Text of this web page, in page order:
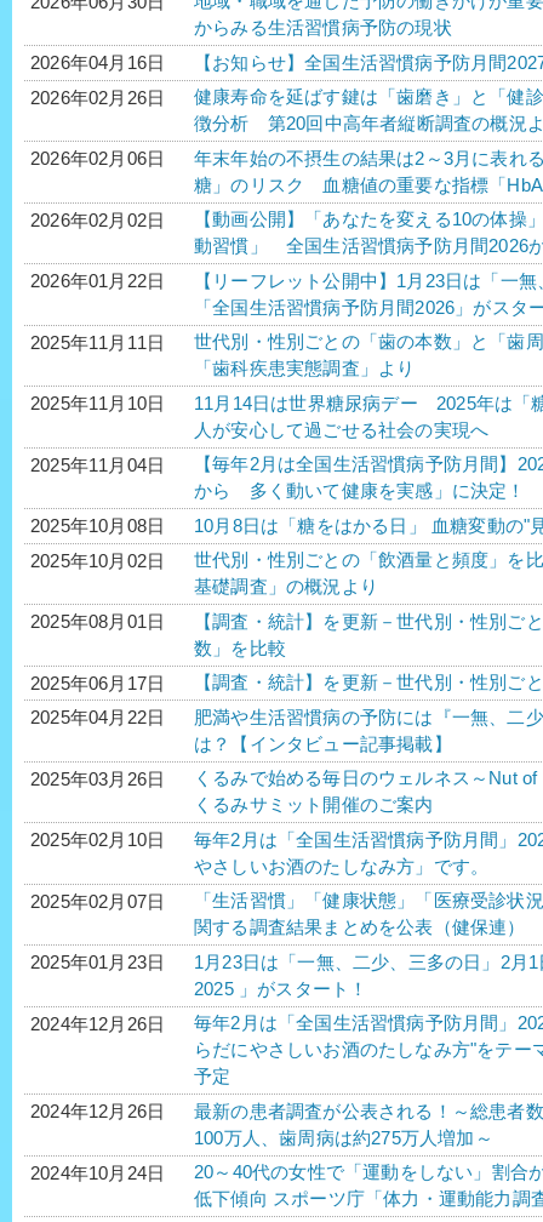
からみる生活習慣病予防の現状
2026年04月16日
【お知らせ】全国生活習慣病予防月間
2026年02月26日
健康寿命を延ばす鍵は「歯磨き」と「健
徴分析 第20回中高年者縦断調査の概況
2026年02月06日
年末年始の不摂生の結果は2～3月に表れ
糖」のリスク 血糖値の重要な指標「
2026年02月02日
【動画公開】「あなたを変える10の体操
動習慣」 全国生活習慣病予防月間2026
2026年01月22日
【リーフレット公開中】1月23日は「一
「全国生活習慣病予防月間2026」がスタ
2025年11月11日
世代別・性別ごとの「歯の本数」と「歯
「歯科疾患実態調査」より
2025年11月10日
11月14日は世界糖尿病デー 2025年は「
人が安心して過ごせる社会の実現へ
2025年11月04日
【毎年2月は全国生活習慣病予防月間】
から 多く動いて健康を実感」に決定！
2025年10月08日
10月8日は「糖をはかる日」 血糖変動の"
2025年10月02日
世代別・性別ごとの「飲酒量と頻度」を
基礎調査」の概況より
2025年08月01日
【調査・統計】を更新－世代別・性別ご
数」を比較
2025年06月17日
【調査・統計】を更新－世代別・性別ご
2025年04月22日
肥満や生活習慣病の予防には『一無、二
は？【インタビュー記事掲載】
2025年03月26日
くるみで始める毎日のウェルネス～Nut
くるみサミット開催のご案内
2025年02月10日
毎年2月は「全国生活習慣病予防月間」
やさしいお酒のたしなみ方」です。
2025年02月07日
「生活習慣」「健康状態」「医療受診状
関する調査結果まとめを公表（健保連）
2025年01月23日
1月23日は「一無、二少、三多の日」2月
2025 」がスタート！
2024年12月26日
毎年2月は「全国生活習慣病予防月間」
らだにやさしいお酒のたしなみ方"をテー
予定
2024年12月26日
最新の患者調査が公表される！～総患者
100万人、歯周病は約275万人増加～
2024年10月24日
20～40代の女性で「運動をしない」割合
低下傾向 スポーツ庁「体力・運動能力調